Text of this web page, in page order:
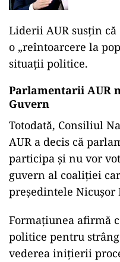
Liderii AUR susțin
o „reîntoarcere la
situații politice.
Parlamentarii AUR
Guvern
Totodată, Consiliul
AUR a decis că
participa și nu vor
guvern al coaliției
președintele Nicușor
Formațiunea afirmă
politice pentru
vederea inițierii